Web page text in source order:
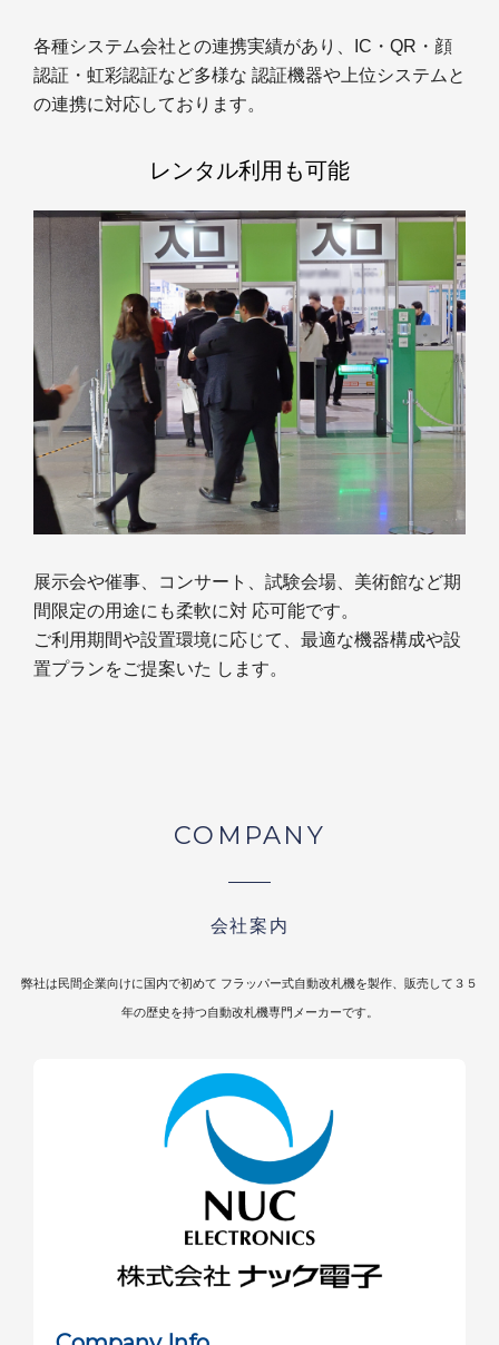
各種システム会社との連携実績があり、IC・QR・顔
認証・虹彩認証など多様な 認証機器や上位システムと
の連携に対応しております。
レンタル利用も可能
展示会や催事、コンサート、試験会場、美術館など期
間限定の用途にも柔軟に対 応可能です。
ご利用期間や設置環境に応じて、最適な機器構成や設
置プランをご提案いた します。
COMPANY
会社案内
弊社は民間企業向けに国内で初めて フラッパー式自動改札機を製作、 販売して３５
年の歴史を持つ自動改札機専門メーカーです。